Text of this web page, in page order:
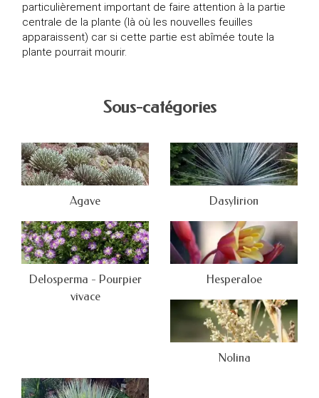
particulièrement important de faire attention à la partie
centrale de la plante (là où les nouvelles feuilles
apparaissent) car si cette partie est abîmée toute la
plante pourrait mourir.
Sous-catégories
Agave Dasylirion
Delosperma - Pourpier
vivace
Hesperaloe
Nolina